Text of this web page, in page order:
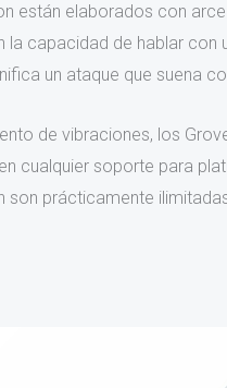
están elaborados con
capacidad de hablar
un ataque que suena
de vibraciones, los
cualquier soporte para
son prácticamente